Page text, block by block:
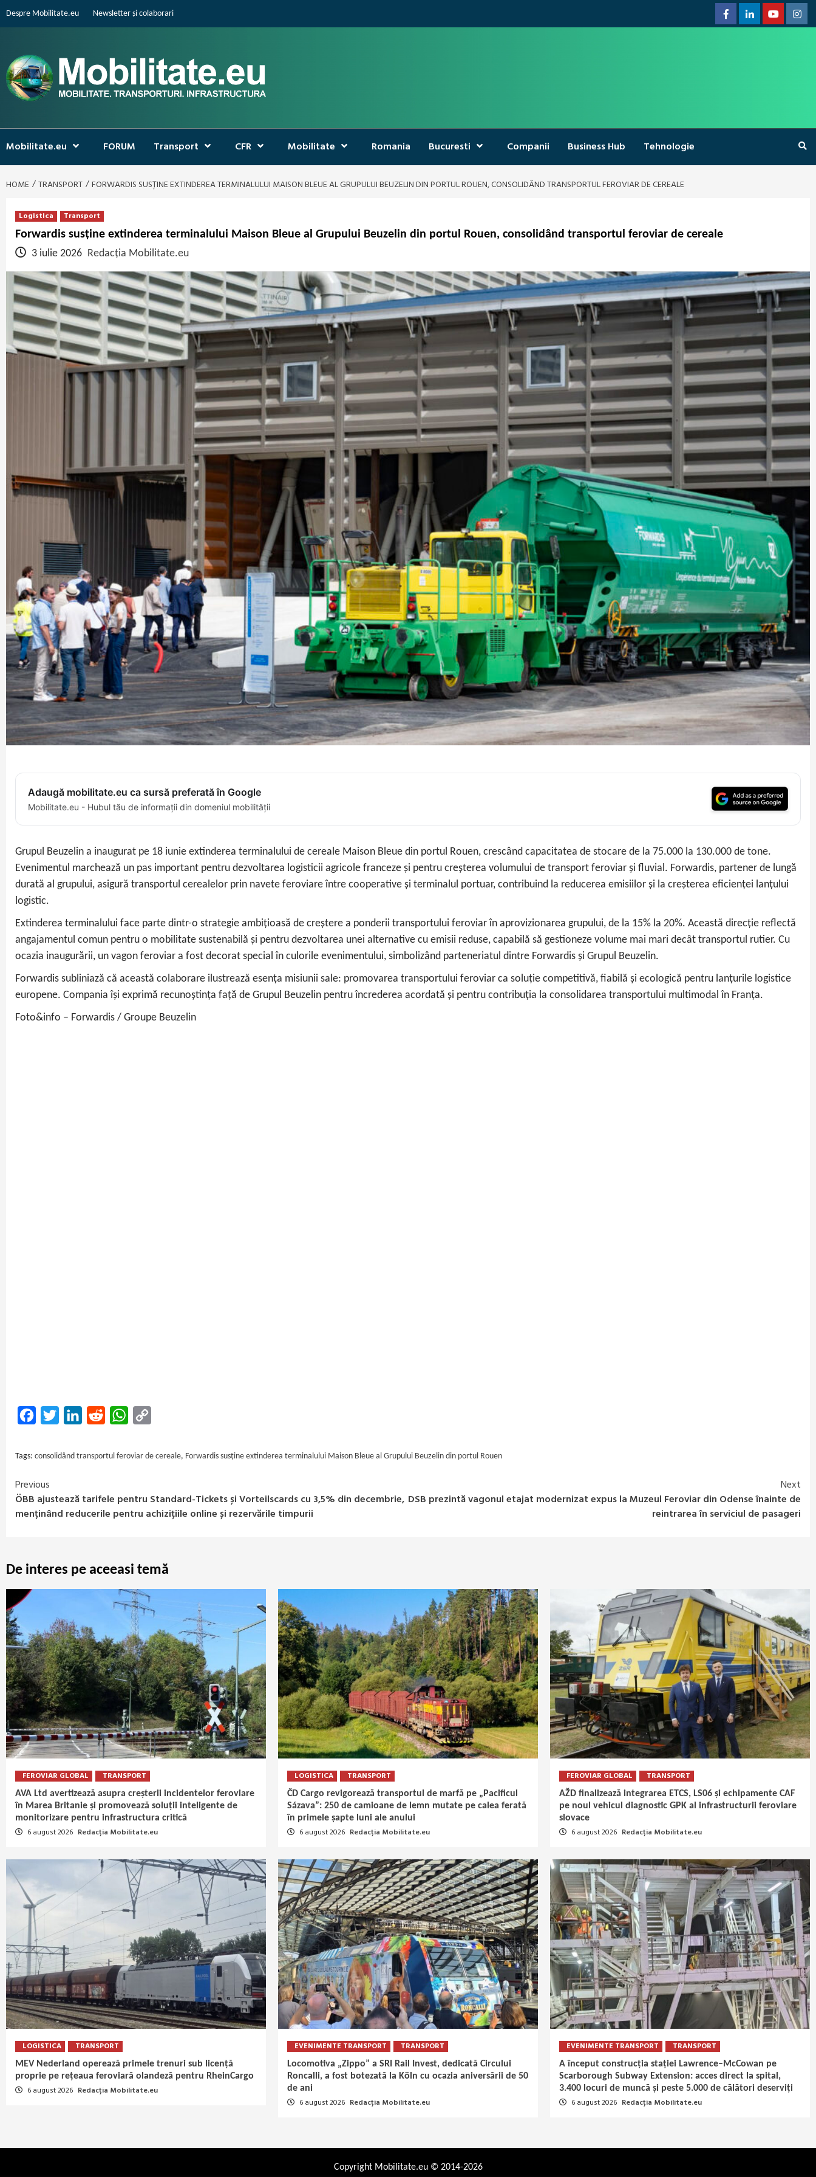
Despre Mobilitate.eu Newsletter și colaborari
FacebookLinkedinYoutube
Mobilitate.eu FORUM Transport CFR Mobilitate Romania Bucuresti Companii Business Hub Tehnologie
HOME TRANSPORT FORWARDIS SUSȚINE EXTINDEREA TERMINALULUI MAISON BLEUE AL GRUPULUI BEUZELIN DIN PORTUL ROUEN, CONSOLIDÂND TRANSPORTUL FEROVIAR DE CEREALE
Logistica
Transport
Forwardis susține extinderea terminalului Maison Bleue al Grupului Beuzelin din portul Rouen, consolidând transportul feroviar de cereale
3 iulie 2026 Redacția Mobilitate.eu
Adaugă mobilitate.eu ca sursă preferată în Google
Mobilitate.eu - Hubul tău de informații din domeniul mobilității
Grupul Beuzelin a inaugurat pe 18 iunie extinderea terminalului de cereale Maison Bleue din portul Rouen, crescând capacitatea de stocare de la 75.000 la 130.000 de tone.
Evenimentul marchează un pas important pentru dezvoltarea logisticii agricole franceze și pentru creșterea volumului de transport feroviar și fluvial. Forwardis, partener de lungă
durată al grupului, asigură transportul cerealelor prin navete feroviare între cooperative și terminalul portuar, contribuind la reducerea emisiilor și la creșterea eficienței lanțului
logistic.
Extinderea terminalului face parte dintr-o strategie ambițioasă de creștere a ponderii transportului feroviar în aprovizionarea grupului, de la 15% la 20%. Această direcție reflectă
angajamentul comun pentru o mobilitate sustenabilă și pentru dezvoltarea unei alternative cu emisii reduse, capabilă să gestioneze volume mai mari decât transportul rutier. Cu
ocazia inaugurării, un vagon feroviar a fost decorat special în culorile evenimentului, simbolizând parteneriatul dintre Forwardis și Grupul Beuzelin.
Forwardis subliniază că această colaborare ilustrează esența misiunii sale: promovarea transportului feroviar ca soluție competitivă, fiabilă și ecologică pentru lanțurile logistice
europene. Compania își exprimă recunoștința față de Grupul Beuzelin pentru încrederea acordată și pentru contribuția la consolidarea transportului multimodal în Franța.
Foto&info – Forwardis / Groupe Beuzelin
FacebookTwitter LinkedInReddit WhatsApp
Tags: consolidând transportul feroviar de cereale, Forwardis susține extinderea terminalului Maison Bleue al Grupului Beuzelin din portul Rouen
Continue
Reading
Previous
ÖBB ajustează tarifele pentru Standard-Tickets și Vorteilscards cu 3,5% din decembrie,
menținând reducerile pentru achizițiile online și rezervările timpurii
Next
DSB prezintă vagonul etajat modernizat expus la Muzeul Feroviar din Odense înainte de
reintrarea în serviciul de pasageri
De interes pe aceeasi temă
FEROVIAR GLOBAL TRANSPORT
AVA Ltd avertizează asupra creșterii incidentelor feroviare
în Marea Britanie și promovează soluții inteligente de
monitorizare pentru infrastructura critică
6 august 2026 Redacția Mobilitate.eu
LOGISTICA TRANSPORT
ČD Cargo revigorează transportul de marfă pe „Pacificul
Sázava”: 250 de camioane de lemn mutate pe calea ferată
în primele șapte luni ale anului
6 august 2026 Redacția Mobilitate.eu
FEROVIAR GLOBAL TRANSPORT
AŽD finalizează integrarea ETCS, LS06 și echipamente CAF
pe noul vehicul diagnostic GPK al infrastructurii feroviare
slovace
6 august 2026 Redacția Mobilitate.eu
LOGISTICA TRANSPORT
MEV Nederland operează primele trenuri sub licență
proprie pe rețeaua feroviară olandeză pentru RheinCargo
6 august 2026 Redacția Mobilitate.eu
EVENIMENTE TRANSPORT TRANSPORT
Locomotiva „Zippo” a SRI Rail Invest, dedicată Circului
Roncalli, a fost botezată la Köln cu ocazia aniversării de 50
de ani
6 august 2026 Redacția Mobilitate.eu
EVENIMENTE TRANSPORT TRANSPORT
A început construcția stației Lawrence–McCowan pe
Scarborough Subway Extension: acces direct la spital,
3.400 locuri de muncă și peste 5.000 de călători deserviți
6 august 2026 Redacția Mobilitate.eu
Copyright Mobilitate.eu © 2014-2026